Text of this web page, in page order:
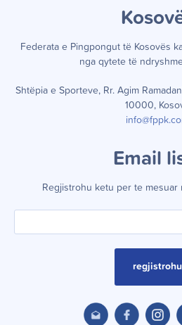
Kosov
Federata e Pingpongut të Kosovës
nga qytete të
Shtëpia e Sporteve, Rr. Agim
10000,
Email
Regjistrohu ketu per te mesuar
regjistrohu